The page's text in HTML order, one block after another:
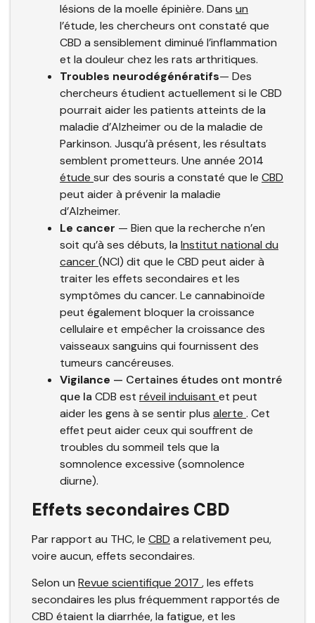
lésions de la moelle épinière. Dans un
l’étude,les chercheurs ont constaté que
CBD a sensiblement diminué l’inflammation
et la douleur chez les rats arthritiques.
Troubles neurodégénératifs— Des
chercheurs étudient actuellement si le CBD
pourrait aider les patients atteints de la
maladie d’Alzheimer ou de la maladie de
Parkinson. Jusqu’à présent, les résultats
semblent prometteurs. Une année 2014
étude sur des souris a constaté que le CBD
peut aider à prévenir la maladie
d’Alzheimer.
Le cancer — Bien que la recherche n’en
soit qu’à ses débuts, la Institut national du
cancer(NCI) dit que le CBD peut aider à
traiter les effets secondaires et les
symptômes du cancer. Le cannabinoïde
peut également bloquer la croissance
cellulaire et empêcher la croissance des
vaisseaux sanguins qui fournissent des
tumeurs cancéreuses.
Vigilance — Certaines études ont montré
que la CDB est réveil induisant et peut
aider les gens à se sentir plus alerte . Cet
effet peut aider ceux qui souffrent de
troubles du sommeil tels que la
somnolence excessive (somnolence
diurne).
Effets secondaires CBD
Par rapport au THC, le CBD a relativement peu,
voire aucun, effets secondaires.
Selon un Revue scientifique 2017 , les effets
secondaires les plus fréquemment rapportés de
CBD étaient la diarrhée, la fatigue, et les